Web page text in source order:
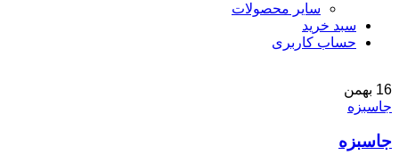
سایر محصولات
سبد خرید
حساب کاربری
16 بهمن
جاسبزه
جاسبزه